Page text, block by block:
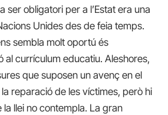
ser obligatori per a l’Estat era una
Unides des de feia temps.
sembla molt oportú és
al currículum educatiu. Aleshores,
que suposen un avenç en el
reparació de les víctimes, però hi
llei no contempla. La gran